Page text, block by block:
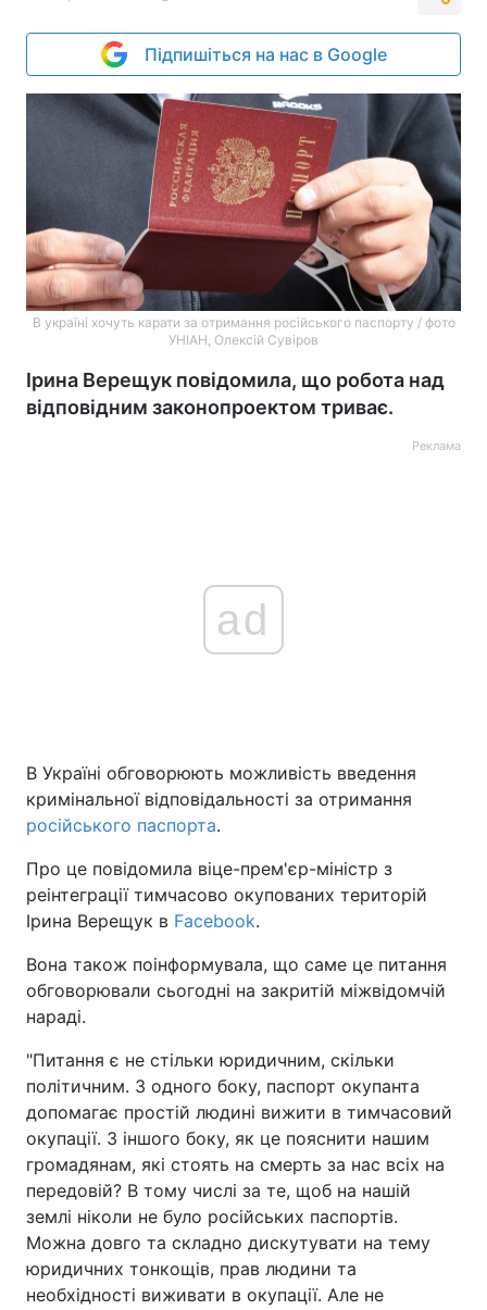
Підпишіться на нас в Google
В україні хочуть карати за отримання російського паспорту / фото
УНІАН, Олексій Сувіров
Ірина Верещук повідомила, що робота над
відповідним законопроектом триває.
Реклама
ad
В Україні обговорюють можливість введення
кримінальної відповідальності за отримання
російського паспорта.
Про це повідомила віце-прем'єр-міністр з
реінтеграції тимчасово окупованих територій
Ірина Верещук в Facebook.
Вона також поінформувала, що саме це питання
обговорювали сьогодні на закритій міжвідомчій
нараді.
"Питання є не стільки юридичним, скільки
політичним. З одного боку, паспорт окупанта
допомагає простій людині вижити в тимчасовий
окупації. З іншого боку, як це пояснити нашим
громадянам, які стоять на смерть за нас всіх на
передовій? В тому числі за те, щоб на нашій
землі ніколи не було російських паспортів.
Можна довго та складно дискутувати на тему
юридичних тонкощів, прав людини та
необхідності виживати в окупації. Але не